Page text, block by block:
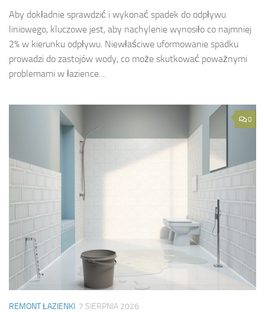
Aby dokładnie sprawdzić i wykonać spadek do odpływu
liniowego, kluczowe jest, aby nachylenie wynosiło co najmniej
2% w kierunku odpływu. Niewłaściwe uformowanie spadku
prowadzi do zastojów wody, co może skutkować poważnymi
problemami w łazience....
0
REMONT ŁAZIENKI 7 SIERPNIA 2026